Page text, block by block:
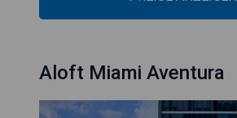
Aloft Miami Aventura